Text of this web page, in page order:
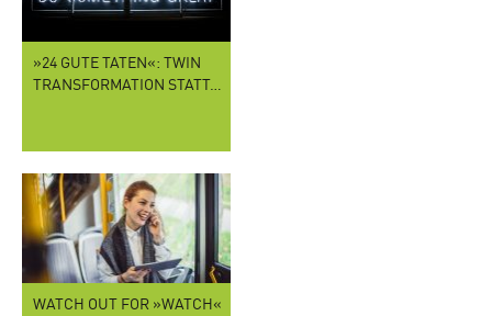
»24 GUTE TATEN«: TWIN
TRANSFORMATION STATT…
WATCH OUT FOR »WATCH«